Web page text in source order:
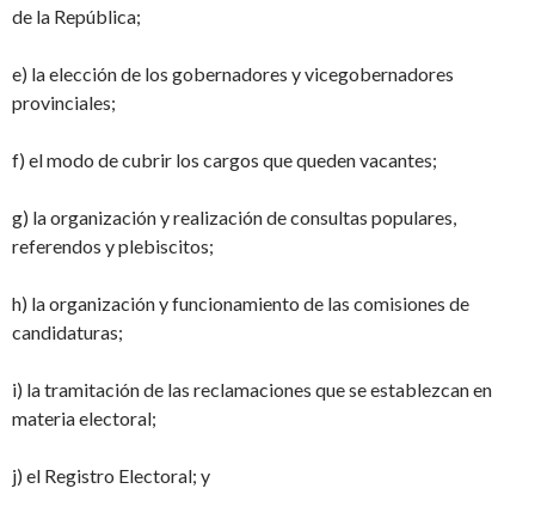
de la República;
e) la elección de los gobernadores y vicegobernadores
provinciales;
f) el modo de cubrir los cargos que queden vacantes;
g) la organización y realización de consultas populares,
referendos y plebiscitos;
h) la organización y funcionamiento de las comisiones de
candidaturas;
i) la tramitación de las reclamaciones que se establezcan en
materia electoral;
j) el Registro Electoral; y